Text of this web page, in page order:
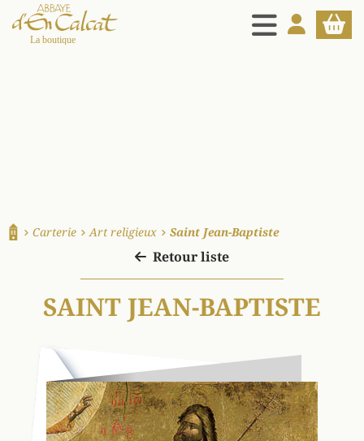
MENU
MON PANIER
Carterie Art religieux Saint Jean-Baptiste
Retour liste
SAINT JEAN-BAPTISTE